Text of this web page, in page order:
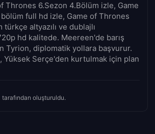
Thrones 6.Sezon 4.Bölüm izle, Game
full hd izle, Game of Thrones
altyazılı ve dublajlı
hd kalitede. Meereen'de barış
Tyrion, diplomatik yollara başvurur.
Yüksek Serçe'den kurtulmak için plan
tarafından oluşturuldu.